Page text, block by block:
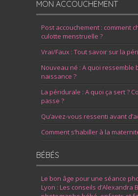
MON ACCOUCHEMENT
Post accouchement : comment
culotte menstruelle ?
Vrai/Faux : Tout savoir sur la
Nouveau né : A quoi ressemble
naissance ?
La péridurale : A quoi ça sert ?
passe ?
Qu’avez-vous ressenti avant
Comment s’habiller à la
BÉBÉS
Le bon âge pour une séance
Lyon : Les conseils d’Alexandra